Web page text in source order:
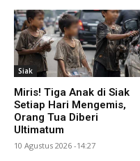
Siak
Miris! Tiga Anak di Siak
Setiap Hari Mengemis,
Orang Tua Diberi
Ultimatum
10 Agustus 2026 -14:27